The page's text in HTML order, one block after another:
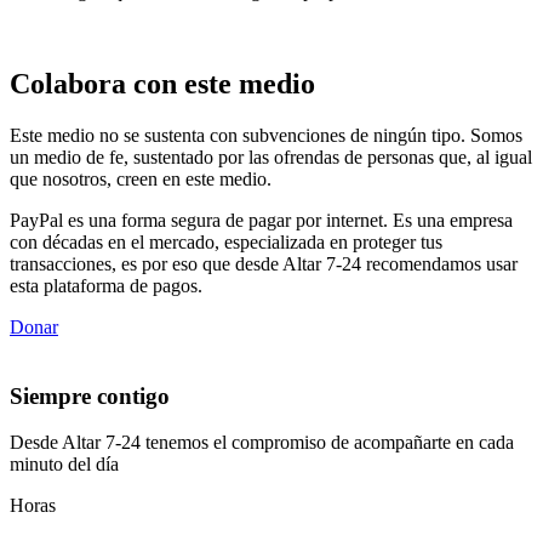
Colabora con este medio
Este medio no se sustenta con subvenciones de ningún tipo. Somos
un medio de fe, sustentado por las ofrendas de personas que, al igual
que nosotros, creen en este medio.
PayPal es una forma segura de pagar por internet. Es una empresa
con décadas en el mercado, especializada en proteger tus
transacciones, es por eso que desde Altar 7-24 recomendamos usar
esta plataforma de pagos.
Donar
Siempre contigo
Desde Altar 7-24 tenemos el compromiso de acompañarte en cada
minuto del día
Horas